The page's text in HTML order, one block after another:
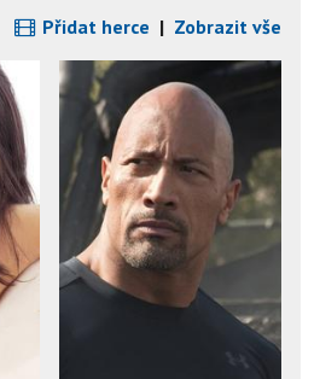
Přidat herce | Zobrazit vše